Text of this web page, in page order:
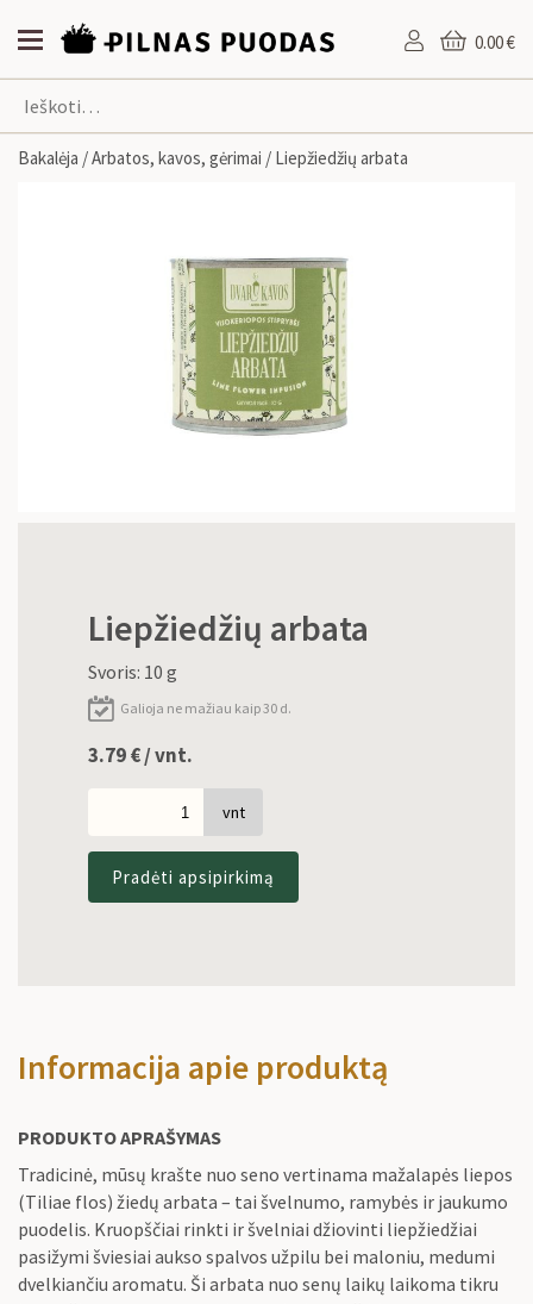
0.00 €
Bakalėja /Arbatos, kavos, gėrimai / Liepžiedžių arbata
Liepžiedžių arbata
Svoris: 10 g
Galioja ne mažiau kaip 30 d.
3.79€/ vnt.
vnt
Pradėti apsipirkimą
Informacija apie produktą
PRODUKTO APRAŠYMAS
Tradicinė, mūsų krašte nuo seno vertinama mažalapės liepos
(Tiliae flos) žiedų arbata – tai švelnumo, ramybės ir jaukumo
puodelis. Kruopščiai rinkti ir švelniai džiovinti liepžiedžiai
pasižymi šviesiai aukso spalvos užpilu bei maloniu, medumi
dvelkiančiu aromatu. Ši arbata nuo senų laikų laikoma tikru